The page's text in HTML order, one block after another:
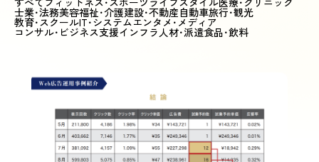
士業･法務美容福祉･介護建設･不動産自動車旅行･観光
教育･スクールIT･システムエンタメ･メディア
コンサル･ビジネス支援インフラ人材･派遣食品･飲料